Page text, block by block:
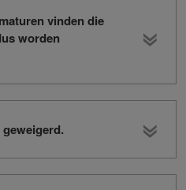
vinden die
worden